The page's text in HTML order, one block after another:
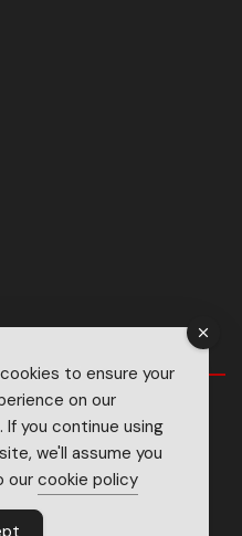
& BIKEécoto ensure your
on our
If you continue using
we'll assume you
our cookie policy